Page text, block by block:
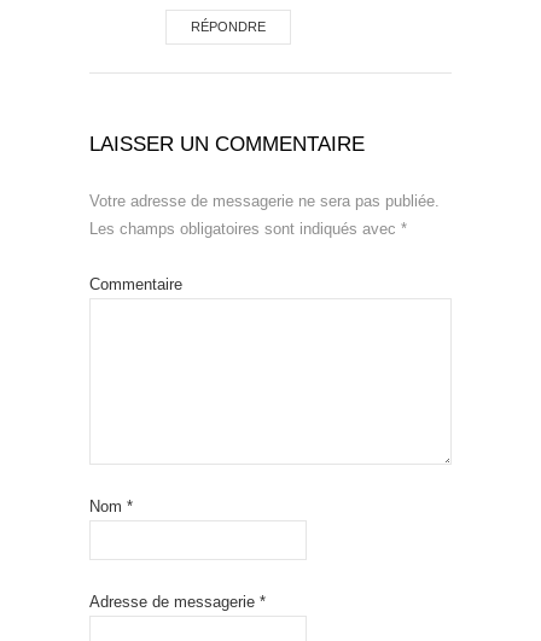
RÉPONDRE
LAISSER UN COMMENTAIRE
Votre adresse de messagerie ne sera pas publiée.
Les champs obligatoires sont indiqués avec *
Commentaire
Nom *
Adresse de messagerie *